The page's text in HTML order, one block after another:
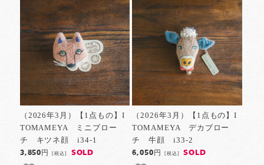
（2026年3月）【1点もの】I
TOMAMEYA ミニブロー
チ キツネ顔 i34-1
3,850円[税込] SOLD
（2026年3月）【1点もの】I
TOMAMEYA デカブロー
チ 牛顔 i33-2
6,050円 [税込] SOLD